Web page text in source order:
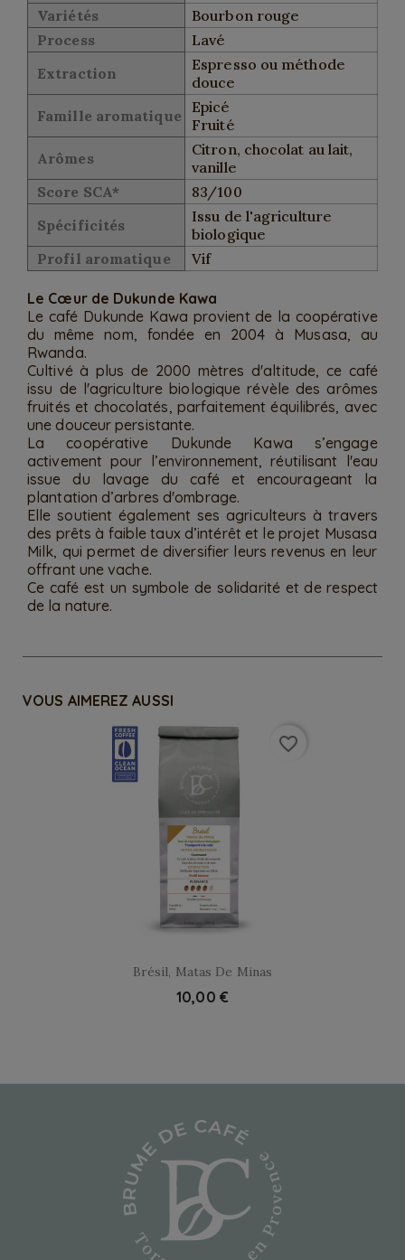
Variétés
Bourbon rouge
Process
Lavé
Extraction
Espresso ou méthode
douce
Famille aromatique
Epicé
Fruité
Arômes
Citron, chocolat au lait,
vanille
Score SCA*
83/100
Spécificités
Issu de l'agriculture
biologique
Profil aromatique
Vif
Le Cœur de Dukunde Kawa
Le café Dukunde Kawa provient de la coopérative
du même nom, fondée en 2004 à Musasa, au
Rwanda.
Cultivé à plus de 2000 mètres d'altitude, ce café
issu de l'agriculture biologique révèle des arômes
fruités et chocolatés, parfaitement équilibrés, avec
une douceur persistante.
La coopérative Dukunde Kawa s’engage
activement pour l’environnement, réutilisant l'eau
issue du lavage du café et encourageant la
plantation d’arbres d'ombrage.
Elle soutient également ses agriculteurs à travers
des prêts à faible taux d’intérêt et le projet Musasa
Milk, qui permet de diversifier leurs revenus en leur
offrant une vache.
Ce café est un symbole de solidarité et de respect
de la nature.
VOUS AIMEREZ AUSSI
Brésil, Matas De Minas
10,00 €
favorite_border